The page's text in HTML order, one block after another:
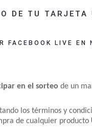
DE TU TARJETA
LIVE EN
en el sorteo de un
los términos y
de cualquier producto